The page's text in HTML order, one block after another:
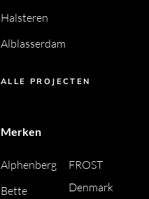
Halsteren
Alblasserdam
ALLE PROJECTEN
Merken
Alphenberg
Bette
FROST
Denmark